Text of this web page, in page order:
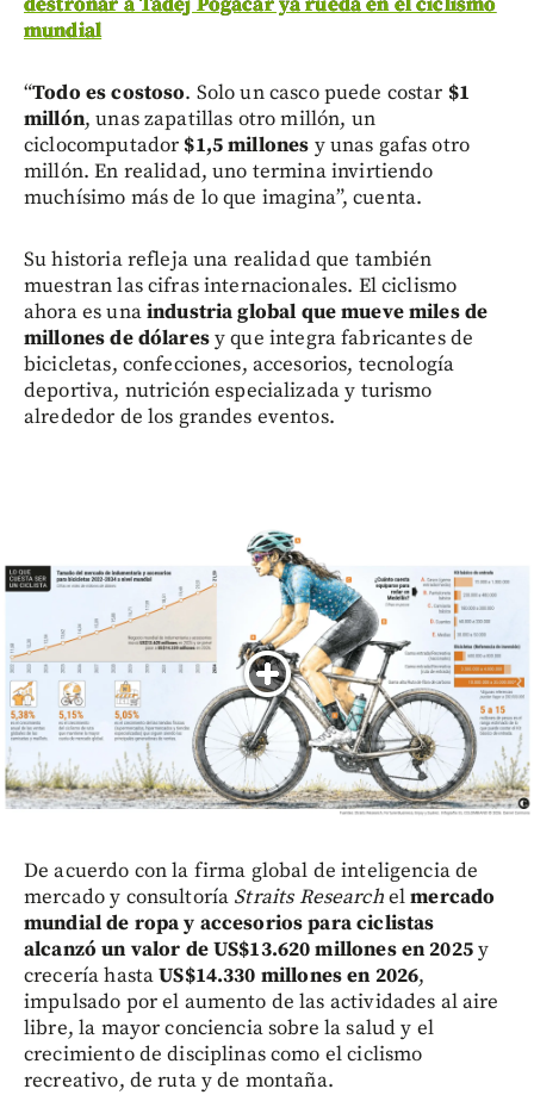
mundial
“Todo es costoso. Solo un casco puede costar $1
millón, unas zapatillas otro millón, un
ciclocomputador $1,5 millones y unas gafas otro
millón. En realidad, uno termina invirtiendo
muchísimo más de lo que imagina”, cuenta.
Su historia refleja una realidad que también
muestran las cifras internacionales. El ciclismo
ahora es unaindustria global que mueve miles de
millones de dólaresy que integra fabricantes de
bicicletas, confecciones, accesorios, tecnología
deportiva, nutrición especializada y turismo
alrededor de los grandes eventos.
De acuerdo con la firma global de inteligencia de
mercado y consultoría Straits Researchelmercado
mundial de ropa y accesorios para ciclistas
alcanzó un valor de US$13.620 millones en 2025y
crecería hastaUS$14.330 millones en 2026,
impulsado por el aumento de las actividades al aire
libre, la mayor conciencia sobre la salud y el
crecimiento de disciplinas como el ciclismo
recreativo, de ruta y de montaña.